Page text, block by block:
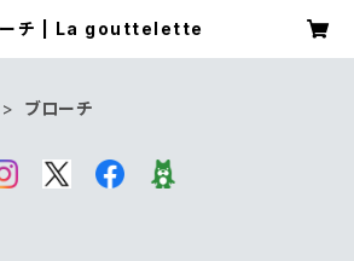
ーチ | La gouttelette
ブローチ